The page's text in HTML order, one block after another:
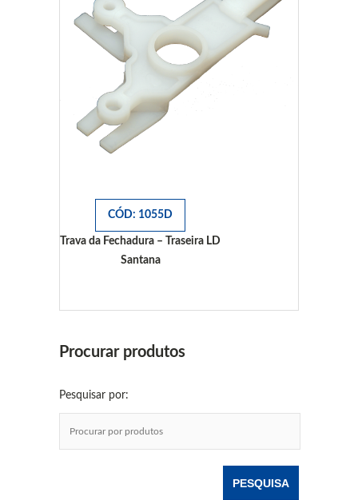
CÓD: 1055D
Trava da Fechadura – Traseira LD
Santana
Procurar produtos
Pesquisar por: